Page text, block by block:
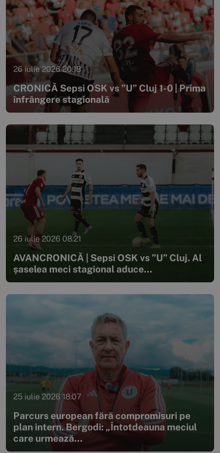
26 iulie 2026 20:18
CRONICĂ Sepsi OSK vs ”U” Cluj 1-0 | Prima
înfrângere stagională
26 iulie 2026 08:21
AVANCRONICĂ | Sepsi OSK vs ”U” Cluj. Al
șaselea meci stagional aduce...
25 iulie 2026 18:07
Parcurs european fără compromisuri pe
plan intern. Bergodi: „Întotdeauna meciul
care urmează...